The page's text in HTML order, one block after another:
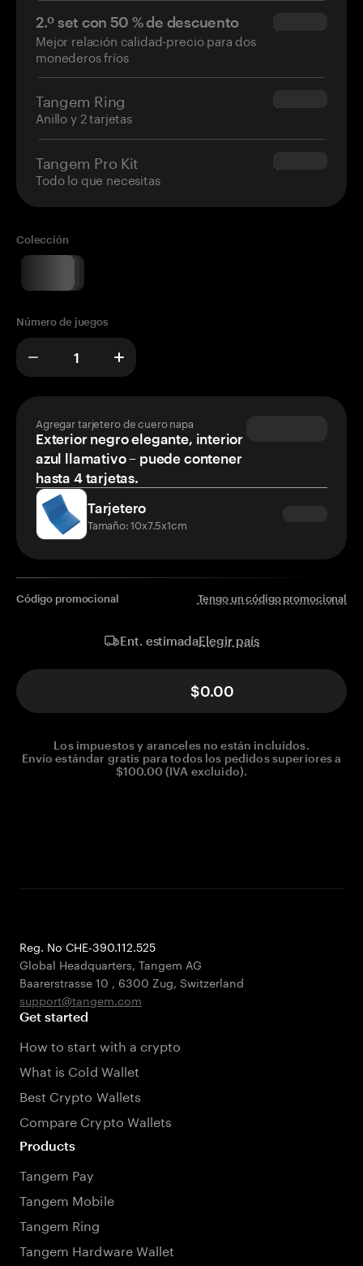
2.º set con 50 % de descuento
Mejor relación calidad-precio para dos
monederos fríos
$34.95
Tangem Ring
Anillo y 2 tarjetas
$160.00
Tangem Pro Kit
Todo lo que necesitas
$180.00
Colección
Número de juegos
Agregar tarjetero de cuero napa
Exterior negro elegante, interior
azul llamativo – puede contener
hasta 4 tarjetas.
Tarjetero
Tamaño: 10x7.5x1cm
Código promocional Tengo un código promocional
Ent. estimadaElegir país
$0.00
Los impuestos y aranceles no están incluidos.
Envío estándar gratis para todos los pedidos superiores a
$100.00 (IVA excluido).
Reg. No CHE-390.112.525
Global Headquarters, Tangem AG
Baarerstrasse 10 , 6300 Zug, Switzerland
support@tangem.com
Get started
How to start with a crypto
What is Cold Wallet
Best Crypto Wallets
Compare Crypto Wallets
Products
Tangem Pay
Tangem Mobile
Tangem Ring
Tangem Hardware Wallet